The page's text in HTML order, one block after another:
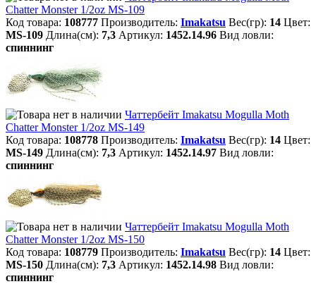
Chatter Monster 1/2oz MS-109
Код товара: 108777 Производитель: Imakatsu Вес(гр): 14 Цвет:
MS-109 Длина(см): 7,3 Артикул: 1452.14.96 Вид ловли:
спиннинг
Чаттербейт Imakatsu Mogulla Moth
Chatter Monster 1/2oz MS-149
Код товара: 108778 Производитель: Imakatsu Вес(гр): 14 Цвет:
MS-149 Длина(см): 7,3 Артикул: 1452.14.97 Вид ловли:
спиннинг
Чаттербейт Imakatsu Mogulla Moth
Chatter Monster 1/2oz MS-150
Код товара: 108779 Производитель: Imakatsu Вес(гр): 14 Цвет:
MS-150 Длина(см): 7,3 Артикул: 1452.14.98 Вид ловли:
спиннинг